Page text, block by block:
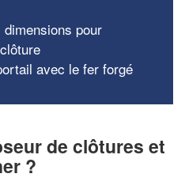
pour
avec le fer forgé
de clôtures et
?